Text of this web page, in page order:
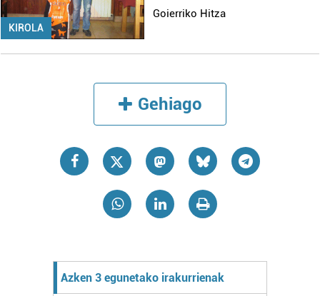
KIROLA
Goierriko Hitza
Gehiago
Azken 3 egunetako irakurrienak